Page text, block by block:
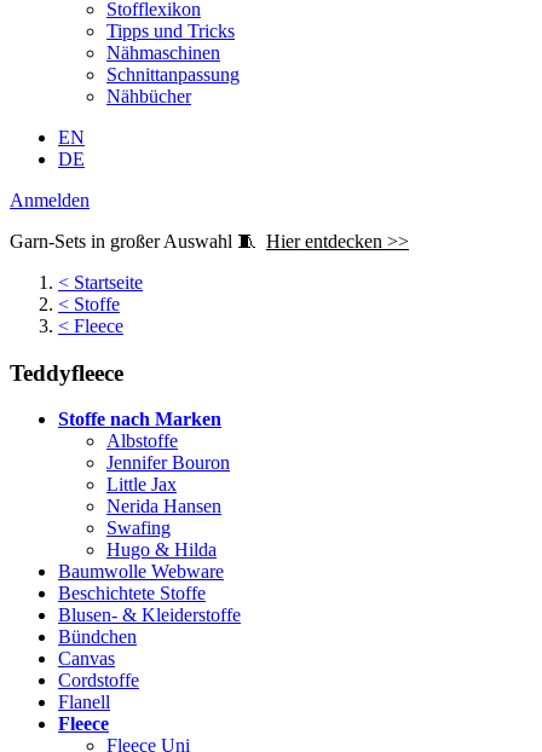
Stofflexikon
Tipps und Tricks
Nähmaschinen
Schnittanpassung
Nähbücher
EN
DE
Anmelden
Garn-Sets in großer Auswahl 🧵 Hier entdecken >>
< Startseite
< Stoffe
< Fleece
Teddyfleece
Stoffe nach Marken
Albstoffe
Jennifer Bouron
Little Jax
Nerida Hansen
Swafing
Hugo & Hilda
Baumwolle Webware
Beschichtete Stoffe
Blusen- & Kleiderstoffe
Bündchen
Canvas
Cordstoffe
Flanell
Fleece
Fleece Uni